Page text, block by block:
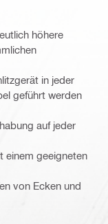
höhere
in jeder
geführt werden
auf jeder
einem geeigneten
von Ecken und